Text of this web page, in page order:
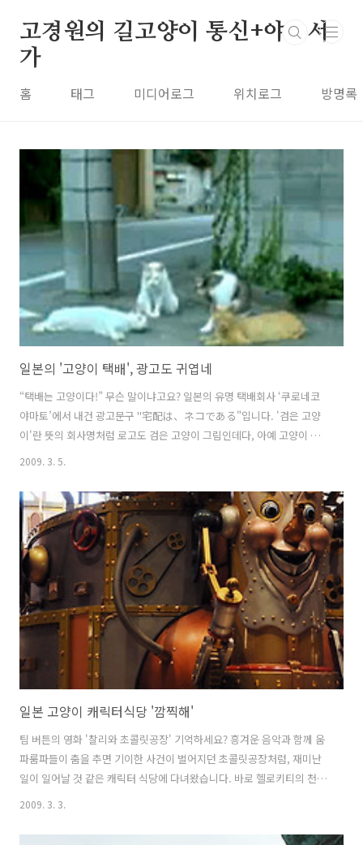
고경원의 길고양이 통신+야옹서
가
홈 태그 미디어로그 위치로그 방명록
일본의 '고양이 택배', 광고도 귀엽네
“택배는 고양이다!” 무슨 말이냐고요? 일본의 유명 택배회사 ‘쿠로네코
야마토’에서 내건 광고문구 "宅配は、ネコである"입니다. '검은 고양
이'란 뜻의 회사명처럼 로고도 검은 고양이 그림인데다, 아예 고양이 꼬
리가 달린 택배차가 종횡무진 활약하는 모습을 TV광고로 만들어 웃음을
이의 목덜미를 물고 싱긋 웃는 모습입니다. 고양이는 불안을 느끼면 새끼
를 안전한 곳으로 옮깁니다. 그런데 아주 어린 새끼의 경우, 엄마고양이
가 다니는 것처럼 자유자재로 험한 길을 다니지 못하는 경우가 있습니다.
그럴 때 엄마고양이는 새끼의 목덜미를 아프지 않게 살짝 물고 안전한 곳
으로 나릅니다. 새끼는 몸을 축 늘어뜨린 채 엄마에게 몸을 맡깁니다. 이
러한 고양이의 습성..
2009. 3. 5.
일본 고양이 캐릭터식당 '깜찍해'
팀 버튼의 영화 '찰리와 초콜릿공장' 기억하세요? 흥겨운 음악과 함께 움
파룸파들이 춤을 추면 기이한 사건이 벌어지던 초콜릿공장처럼, 재미난
일이 일어날 것 같은 캐릭터 식당에 다녀왔습니다. 바로 헬로키티의 천국
'퓨로랜드'에 있는 푸드머신인데요. 고양이를 좋아하는 사람이라면, 특
드는 역시 빼놓을 수 없는 주요 순례 코스 중 하나입니다. 이곳에는 산리
2009. 3. 3.